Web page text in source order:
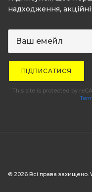
надходження, акційні
ПІДПИСАТИСЯ
This site is protected by
© 2026 Всі права захищено.